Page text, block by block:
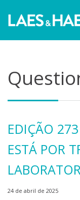
EDIÇÃO
ESTÁ POR
24 de abril de 2025